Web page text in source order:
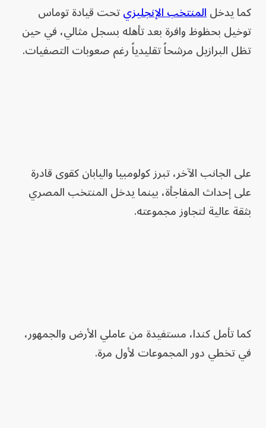
كما يدخلالمنتخب الإنجليزيتحت قيادة توماس
توخيل بحظوظ وافرة بعد تأهله بسجل مثالي، في حين
تظل البرازيل مرشحاً تقليدياً رغم صعوبات التصفيات.
على الجانب الآخر، تبرز كولومبيا واليابان كقوى قادرة
على إحداث المفاجأة، بينما يدخل المنتخب المصري
بثقة عالية لتجاوز مجموعته.
كما تأمل كندا، مستفيدة من عاملي الأرض والجمهور،
في تخطي دور المجموعات لأول مرة.